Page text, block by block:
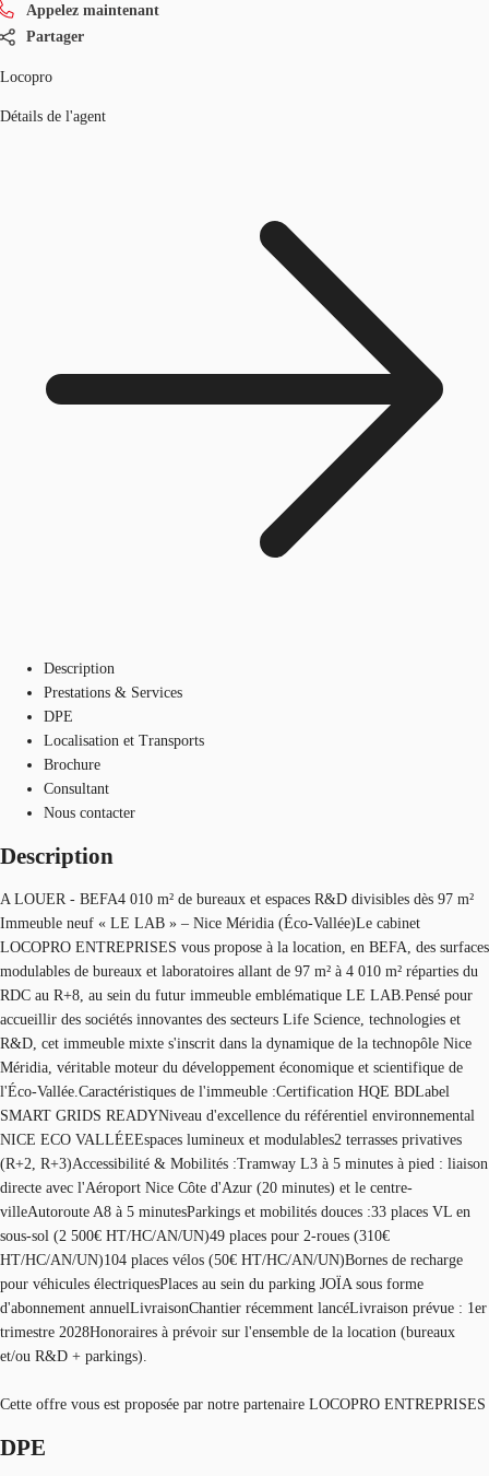
Appelez maintenant
Partager
Locopro
Détails de l'agent
Description
Prestations & Services
DPE
Localisation et Transports
Brochure
Consultant
Nous contacter
Description
A LOUER - BEFA4 010 m² de bureaux et espaces R&D divisibles dès 97 m²
Immeuble neuf « LE LAB » – Nice Méridia (Éco-Vallée)Le cabinet
LOCOPRO ENTREPRISES vous propose à la location, en BEFA, des surfaces
modulables de bureaux et laboratoires allant de 97 m² à 4 010 m² réparties du
RDC au R+8, au sein du futur immeuble emblématique LE LAB.Pensé pour
accueillir des sociétés innovantes des secteurs Life Science, technologies et
R&D, cet immeuble mixte s'inscrit dans la dynamique de la technopôle Nice
Méridia, véritable moteur du développement économique et scientifique de
l'Éco-Vallée.Caractéristiques de l'immeuble :Certification HQE BDLabel
SMART GRIDS READYNiveau d'excellence du référentiel environnemental
NICE ECO VALLÉEEspaces lumineux et modulables2 terrasses privatives
(R+2, R+3)Accessibilité & Mobilités :Tramway L3 à 5 minutes à pied : liaison
directe avec l'Aéroport Nice Côte d'Azur (20 minutes) et le centre-
villeAutoroute A8 à 5 minutesParkings et mobilités douces :33 places VL en
sous-sol (2 500€ HT/HC/AN/UN)49 places pour 2-roues (310€
HT/HC/AN/UN)104 places vélos (50€ HT/HC/AN/UN)Bornes de recharge
pour véhicules électriquesPlaces au sein du parking JOÏA sous forme
d'abonnement annuelLivraisonChantier récemment lancéLivraison prévue : 1er
trimestre 2028Honoraires à prévoir sur l'ensemble de la location (bureaux
et/ou R&D + parkings).
Cette offre vous est proposée par notre partenaire LOCOPRO ENTREPRISES
DPE